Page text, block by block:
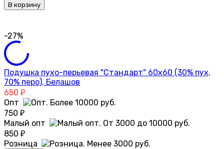
В корзину
-27%
Подушка пухо-перьевая "Стандарт" 60х60 (30% пух,
70% перо), Белашов
650 ₽
Опт
750 ₽
Малый опт
850 ₽
Розница